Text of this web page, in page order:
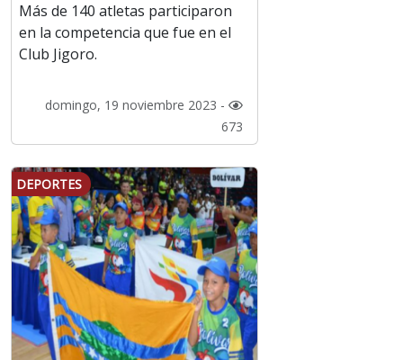
Más de 140 atletas participaron
en la competencia que fue en el
Club Jigoro.
domingo, 19 noviembre 2023 -
673
DEPORTES